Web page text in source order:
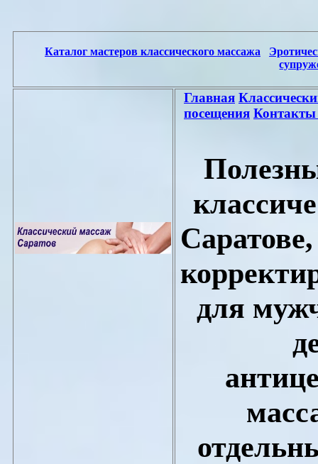
Каталог мастеров классического массажа
Главная
посещения Контакты
для